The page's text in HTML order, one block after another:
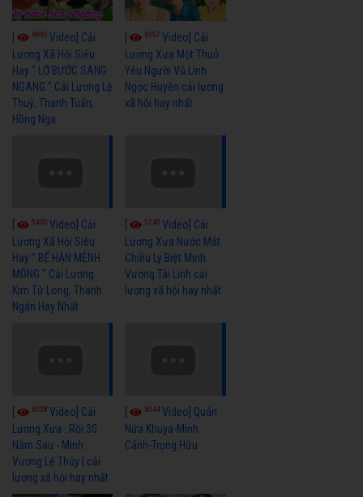
6990 Video] Cải
Lương Xã Hội Siêu
Hay " LỠ BƯỚC SANG
NGANG " Cải Lương Lệ
Thuỷ, Thanh Tuấn,
Hồng Nga
6397Video] Cải
Lương Xưa Một Thuở
Yêu Người Vũ Linh
Ngọc Huyền cải lương
xã hội hay nhất
5465 Video] Cải
Lương Xã Hội Siêu
Hay " BỂ HẬN MÊNH
MÔNG " Cải Lương
Kim Tử Long, Thanh
Ngân Hay Nhất
5740Video] Cải
Lương Xưa Nước Mắt
Chiều Ly Biệt Minh
Vương Tài Linh cải
lương xã hội hay nhất
6328 Video] Cải
Lương Xưa : Rồi 30
Năm Sau - Minh
Vương Lệ Thủy | cải
lương xã hội hay nhất
6044Video] Quán
Nửa Khuya-Minh
Cảnh-Trọng Hữu